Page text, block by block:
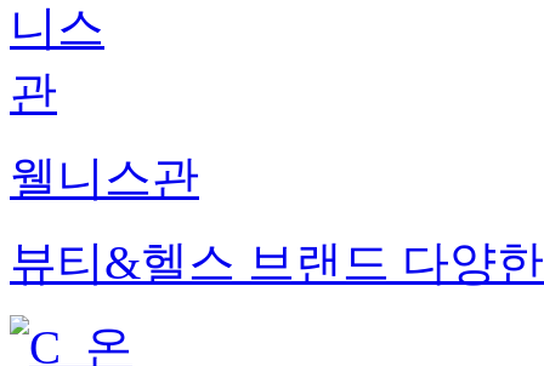
웰니스관
뷰티&헬스 브랜드 다양